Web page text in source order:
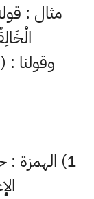
مثال :
الْخَالِقُونَ}
وقولنا :
1) الهمزة